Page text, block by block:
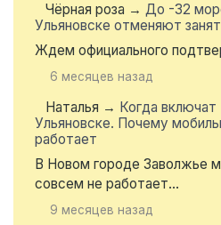
Чёрная роза → До -32
Ульяновске отменяют
Ждем официального
6 месяцев назад
Наталья → Когда
Ульяновске. Почему
работает
В Новом городе Заволжье
совсем не работает...
9 месяцев назад